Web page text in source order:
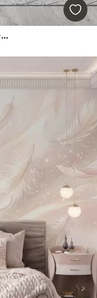
Keiserlig hage med dyr i orientalsk stil — ape, leopard, tiger, påfugl og hegre